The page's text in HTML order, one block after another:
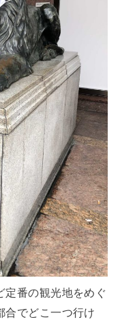
定番の観光地をめぐ
合でどこ一つ行け